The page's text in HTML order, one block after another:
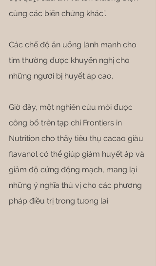
cùng các biến chứng khác”.
Các chế độ ăn uống lành mạnh cho
tim thường được khuyến nghị cho
những người bị huyết áp cao.
Giờ đây, một nghiên cứu mới được
công bố trên tạp chí Frontiers in
Nutrition cho thấy tiêu thụ cacao giàu
flavanol có thể giúp giảm huyết áp và
giảm độ cứng động mạch, mang lại
những ý nghĩa thú vị cho các phương
pháp điều trị trong tương lai.